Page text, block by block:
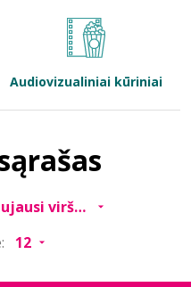
Audiovizualiniai kūriniai